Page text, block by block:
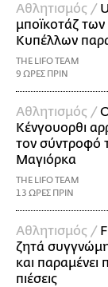
Αθλητισμός /
μποϊκοτάζ
Κυπέλλων
THE LIFO TEAM
9 ΩΡΕΣ ΠΡΙΝ
Αθλητισμός /
Κένγουορθι
τον σύντροφό
Μαγιόρκα
THE LIFO TEAM
13 ΩΡΕΣ ΠΡΙΝ
Αθλητισμός /
ζητά
και παραμένει
πιέσεις